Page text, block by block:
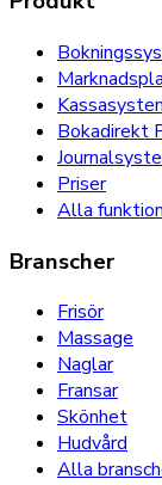
Bokadirekt
Priser
Alla
Branscher
Frisör
Massage
Naglar
Fransar
Skönhet
Hudvård
Alla